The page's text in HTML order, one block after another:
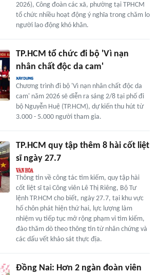
2026), Công đoàn các xã, phường tại TPHCM
tổ chức nhiều hoạt động ý nghĩa trong chăm lo
người lao động khó khăn.
TP.HCM tổ chức đi bộ 'Vì nạn
nhân chất độc da cam'
Chương trình đi bộ 'Vì nạn nhân chất độc da
cam' năm 2026 sẽ diễn ra sáng 2/8 tại phố đi
bộ Nguyễn Huệ (TP.HCM), dự kiến thu hút từ
3.000 - 5.000 người tham gia.
TP.HCM quy tập thêm 8 hài cốt liệt
sĩ ngày 27.7
Thông tin về công tác tìm kiếm, quy tập hài
cốt liệt sĩ tại Công viên Lê Thị Riêng, Bộ Tư
lệnh TP.HCM cho biết, ngày 27.7, tại khu vực
hố chôn phát hiện thứ hai, lực lượng làm
nhiệm vụ tiếp tục mở rộng phạm vi tìm kiếm,
đào thăm dò theo thông tin từ nhân chứng và
các dấu vết khảo sát thực địa.
Đồng Nai: Hơn 2 ngàn đoàn viên